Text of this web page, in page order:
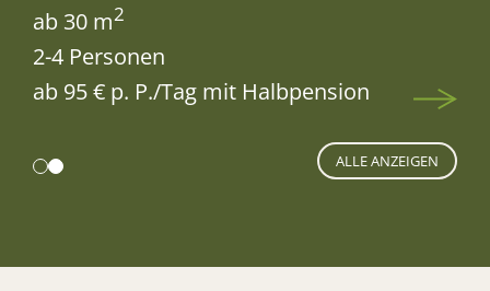
ab 30 m2
2-4 Personen
ab 95 € p. P./Tag mit Halbpension
ALLE ANZEIGEN